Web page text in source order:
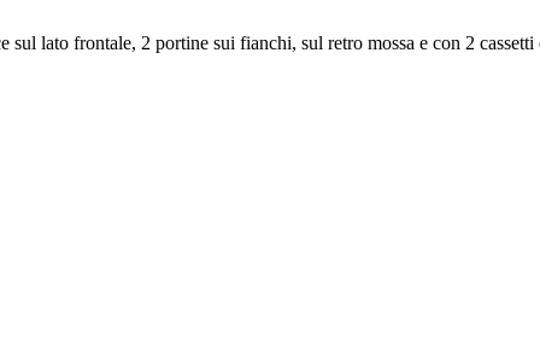
sul lato frontale, 2 portine sui fianchi, sul retro mossa e con 2 cassetti